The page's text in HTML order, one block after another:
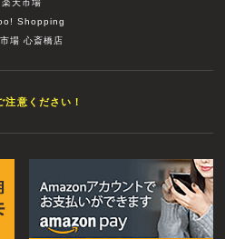
Shopping
場 心斎橋店
意ください！